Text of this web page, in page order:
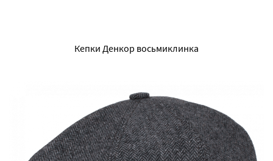
Кепки Денкор восьмиклинка